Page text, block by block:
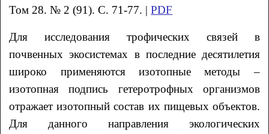
Том 28. № 2 (91). С. 71-77. |PDF
Для исследования трофических связей в
почвенных экосистемах в последние десятилетия
широко применяются изотопные методы –
изотопная подпись гетеротрофных организмов
отражает изотопный состав их пищевых объектов.
Для данного направления экологических